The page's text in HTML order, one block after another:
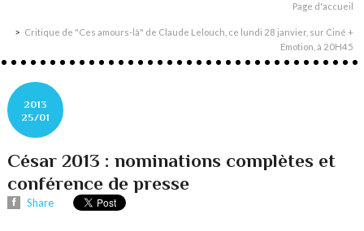
Page d'accueil
Critique de "Ces amours-là" de Claude Lelouch, ce lundi 28 janvier, sur Ciné +
Emotion, à 20H45
2013
25/01
César 2013 : nominations complètes et
conférence de presse
Share